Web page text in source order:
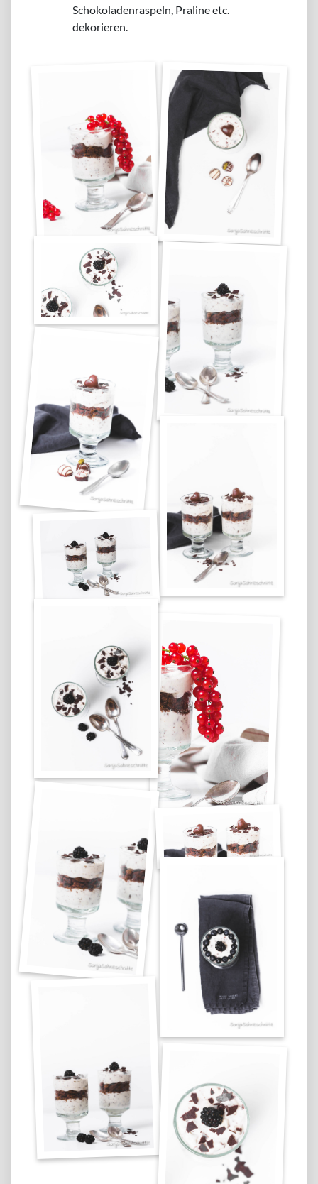
Schokoladenraspeln, Praline etc.
dekorieren.